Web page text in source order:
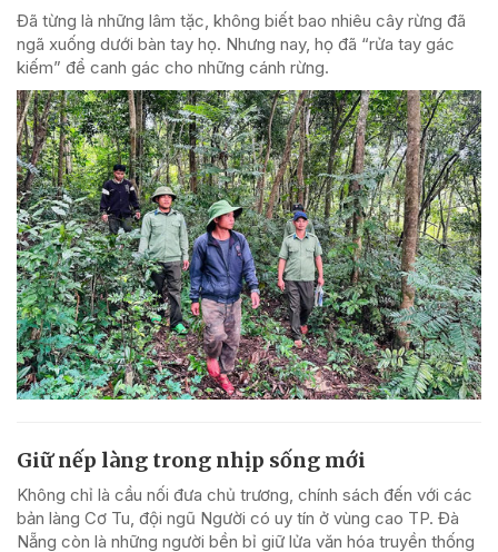
Đã từng là những lâm tặc, không biết bao nhiêu cây rừng đã
ngã xuống dưới bàn tay họ. Nhưng nay, họ đã “rửa tay gác
kiếm” để canh gác cho những cánh rừng.
Giữ nếp làng trong nhịp sống mới
Không chỉ là cầu nối đưa chủ trương, chính sách đến với các
bản làng Cơ Tu, đội ngũ Người có uy tín ở vùng cao TP. Đà
Nẵng còn là những người bền bỉ giữ lửa văn hóa truyền thống